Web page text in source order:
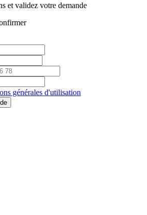
et validez votre demande
générales d'utilisation